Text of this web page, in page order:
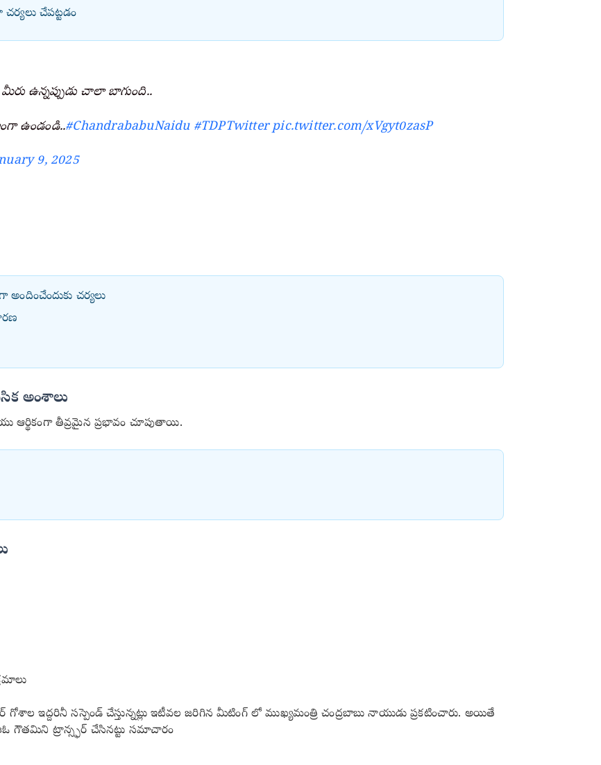
చేపట్టడం
ఉన్నప్పుడు చాలా బాగుంది..
ఉండండి..#ChandrababuNaidu #TDPTwitter pic.twitter.com/xVgyt0zasP
9, 2025
చర్యలు
అంశాలు
తీవ్రమైన ప్రభావం చూపుతాయి.
ఇద్దరినీ సస్పెండ్ చేస్తున్నట్లు ఇటీవల జరిగిన మీటింగ్ లో ముఖ్యమంత్రి చంద్రబాబు నాయుడు ప్రకటించారు. అయితే
గౌతమిని ట్రాన్స్ఫర్ చేసినట్టు సమాచారం